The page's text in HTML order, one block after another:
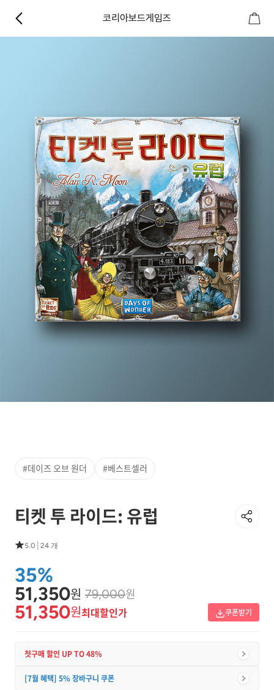
코리아보드게임즈
#데이즈 오브 원더 #베스트셀러
티켓 투 라이드: 유럽
5.0 24 개
35%
51,350원 79,000원
51,350원최대할인가 쿠폰받기
첫구매 할인 UP TO 48%
[7월 혜택] 5% 장바구니 쿠폰